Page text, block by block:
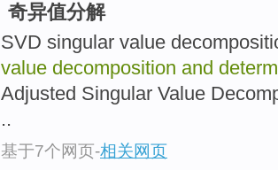
奇异值分解
SVD singular value
value decomposition and
Adjusted Singular Value
..
基于7个网页-相关网页